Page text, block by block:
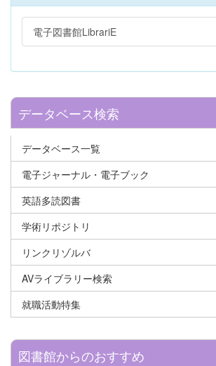
電子図書館LibrariE
データベース検索
データベース一覧
電子ジャーナル・電子ブック
英語多読図書
学術リポジトリ
リンクリゾルバ
AVライブラリー検索
就職活動特集
図書館からのおすすめ